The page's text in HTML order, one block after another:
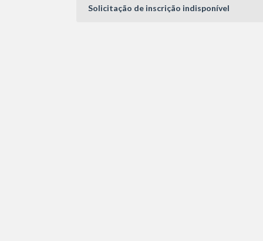
Solicitação de inscrição indisponível